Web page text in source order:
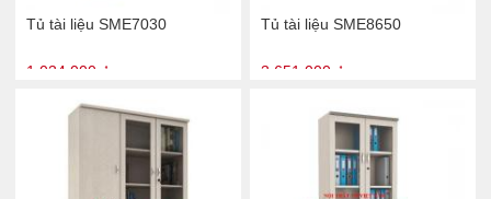
Tủ tài liệu SME7030
1.034.000 ₫
Tủ tài liệu SME8650
3.651.000 ₫